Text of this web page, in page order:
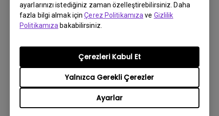
ayarlarınızı istediğiniz zaman özelleştirebilirsiniz. Daha
fazla bilgi almak içinÇerez Politikamıza ve Gizlilik
Politikamıza bakabilirsiniz.
Ayarlar
Yalnızca Gerekli Çerezler
Çerezleri Kabul Et
Bu bilgi yardımcı oldu mu?
Evet Hayır